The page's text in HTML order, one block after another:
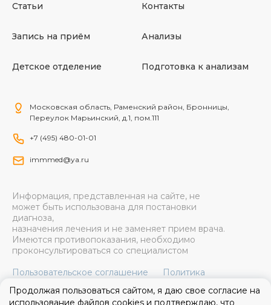
Статьи Контакты
Запись на приём Анализы
Детское отделение Подготовка к анализам
Московская область, Раменский район, Бронницы,
Переулок Марьинский, д.1, пом.111
+7 (495) 480-01-01
immmed@ya.ru
Информация, представленная на сайте, не
может быть использована для постановки
диагноза,
назначения лечения и не заменяет прием врача.
Имеются противопоказания, необходимо
проконсультироваться со специалистом
Пользовательское соглашение
Политика
Продолжая пользоваться сайтом, я даю свое согласие на
использование файлов cookies и подтверждаю, что